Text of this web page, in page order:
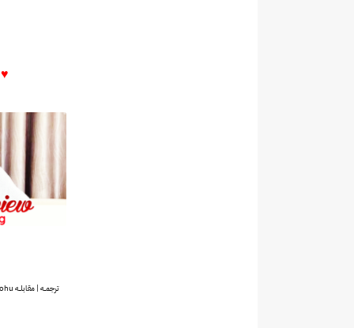
ترجمــه | مقابلــه Sohu و IQIYI مع لاي .. " تم ذكر لوهان في المقابله "